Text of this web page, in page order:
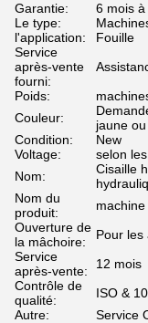
Garantie:
6 mois
Le type:
l'application:
Fouille
Service
après-vente
fourni:
Poids:
Couleur:
jaune
Condition:
New
Voltage:
selon
Nom:
Cisaille
Nom du
produit:
Ouverture de
la mâchoire:
Pour les
Service
après-vente:
12 mois
Contrôle de
qualité:
ISO &
Autre:
Service